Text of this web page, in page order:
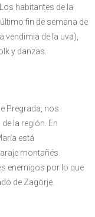
habitantes de la
fin de semana de
vendimia de la uva),
y danzas.
Pregrada, nos
la región. En
está
montañés.
enemigos por lo que
de Zagorje.